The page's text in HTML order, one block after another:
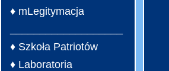
♦ mLegitymacja
♦ Szkoła Patriotów
♦ Laboratoria